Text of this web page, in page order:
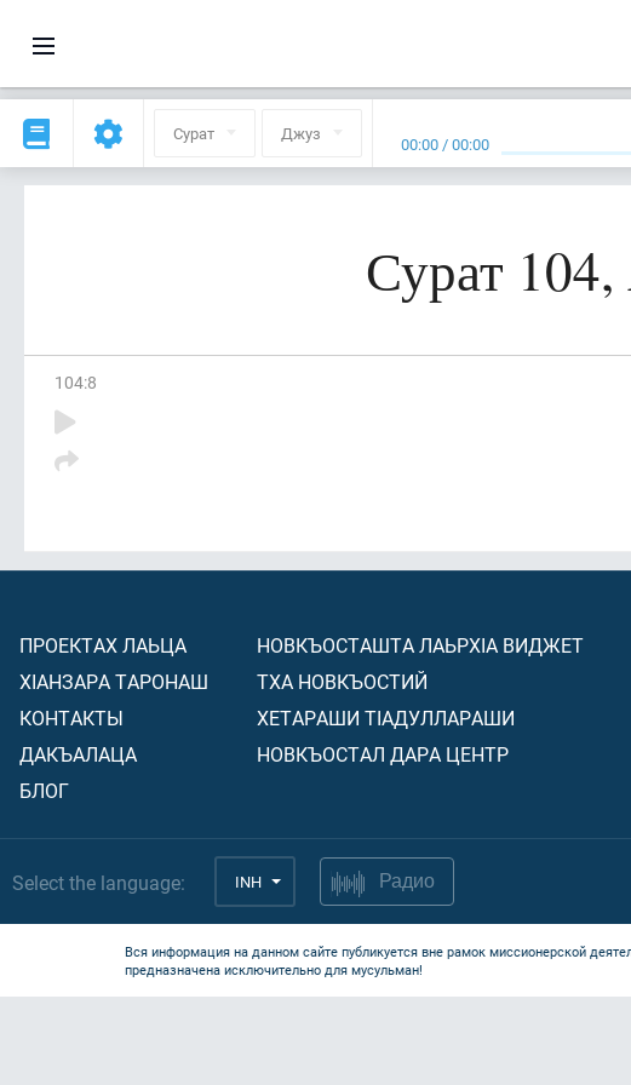
Сурат Джуз 00:00 /00:00
Сурат
104:8
ПРОЕКТАХ ЛАЬЦА
ХIАНЗАРА ТАРОНАШ
КОНТАКТЫ
ДАКЪАЛАЦА
БЛОГ
НОВКЪОСТАШТА ЛАЬРХIА ВИДЖЕТ
ТХА НОВКЪОСТИЙ
ХЕТАРАШИ ТIАДУЛЛАРАШИ
НОВКЪОСТАЛ ДАРА ЦЕНТР
Select the language: INH Радио
Вся информация на данном сайте публикуется вне рамок миссионерской
предназначена исключительно для мусульман!